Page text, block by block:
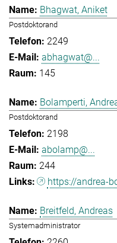
Bhagwat, Aniket
Postdoktorand
2249
abhagwat@...
145
Bolamperti,
Postdoktorand
2198
abolamp@...
244
https://andrea-
Breitfeld, Andreas
Systemadministrator